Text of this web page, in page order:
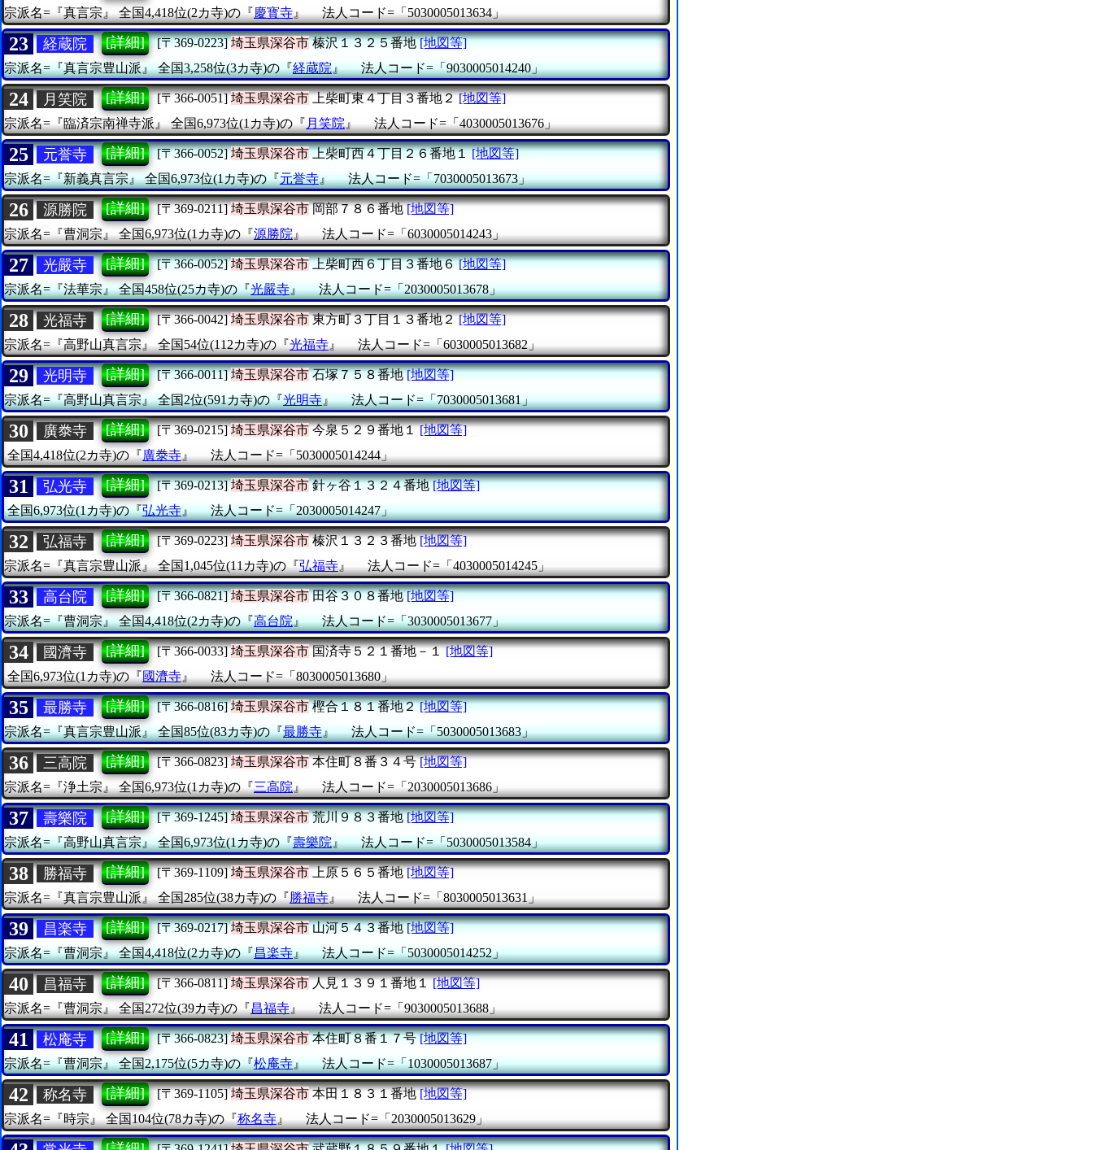
宗派名=『真言宗』
全国4,418位(2カ寺)の『慶寳寺 』 法人コード=「5030005013634」
23 経蔵院 [詳細] [〒369-0223] 埼玉県深谷市榛沢１３２５番地 [地図等]
宗派名=『真言宗豊山派』 全国3,258位(3カ寺)の『経蔵院』 法人コード=「9030005014240」
24 月笑院 [詳細] [〒366-0051] 埼玉県深谷市上柴町東４丁目３番地２ [地図等]
宗派名=『臨済宗南禅寺派』
全国6,973位(1カ寺)の『 月笑院 』 法人コード=「4030005013676」
25 元誉寺 [詳細] [〒366-0052] 埼玉県深谷市上柴町西４丁目２６番地１ [地図等]
宗派名=『新義真言宗』 全国6,973位(1カ寺)の『元誉寺』 法人コード=「7030005013673」
26 源勝院 [詳細] [〒369-0211] 埼玉県深谷市岡部７８６番地 [地図等]
宗派名=『曹洞宗』
全国6,973位(1カ寺)の『源勝院 』 法人コード=「6030005014243」
27 光嚴寺 [詳細] [〒366-0052] 埼玉県深谷市上柴町西６丁目３番地６ [地図等]
宗派名=『法華宗』 全国458位(25カ寺)の『光嚴寺』 法人コード=「2030005013678」
28 光福寺 [詳細] [〒366-0042] 埼玉県深谷市東方町３丁目１３番地２ [地図等]
宗派名=『高野山真言宗』
全国54位(112カ寺)の『光福寺 』 法人コード=「6030005013682」
29 光明寺 [詳細] [〒366-0011] 埼玉県深谷市石塚７５８番地 [地図等]
宗派名=『高野山真言宗』 全国2位(591カ寺)の『光明寺』 法人コード=「7030005013681」
30 廣𣳾寺 [詳細] [〒369-0215] 埼玉県深谷市今泉５２９番地１ [地図等]
全国4,418位(2カ寺)の『廣𣳾寺 』 法人コード=「5030005014244」
31 弘光寺 [詳細] [〒369-0213] 埼玉県深谷市針ヶ谷１３２４番地 [地図等]
全国6,973位(1カ寺)の『弘光寺』 法人コード=「2030005014247」
32 弘福寺 [詳細] [〒369-0223] 埼玉県深谷市榛沢１３２３番地 [地図等]
宗派名=『真言宗豊山派』
全国1,045位(11カ寺)の『弘福寺 』 法人コード=「4030005014245」
33 高台院 [詳細] [〒366-0821] 埼玉県深谷市田谷３０８番地 [地図等]
宗派名=『曹洞宗』 全国4,418位(2カ寺)の『高台院』 法人コード=「3030005013677」
34 國濟寺 [詳細] [〒366-0033] 埼玉県深谷市国済寺５２１番地－１ [地図等]
全国6,973位(1カ寺)の『國濟寺 』 法人コード=「8030005013680」
35 最勝寺 [詳細] [〒366-0816] 埼玉県深谷市樫合１８１番地２ [地図等]
宗派名=『真言宗豊山派』 全国85位(83カ寺)の『最勝寺』 法人コード=「5030005013683」
36 三高院 [詳細] [〒366-0823] 埼玉県深谷市本住町８番３４号 [地図等]
宗派名=『浄土宗』
全国6,973位(1カ寺)の『三高院 』 法人コード=「2030005013686」
37 壽樂院 [詳細] [〒369-1245] 埼玉県深谷市荒川９８３番地 [地図等]
宗派名=『高野山真言宗』 全国6,973位(1カ寺)の『壽樂院』 法人コード=「5030005013584」
38 勝福寺 [詳細] [〒369-1109] 埼玉県深谷市上原５６５番地 [地図等]
宗派名=『真言宗豊山派』
全国285位(38カ寺)の『勝福寺 』 法人コード=「8030005013631」
39 昌楽寺 [詳細] [〒369-0217] 埼玉県深谷市山河５４３番地 [地図等]
宗派名=『曹洞宗』 全国4,418位(2カ寺)の『昌楽寺』 法人コード=「5030005014252」
40 昌福寺 [詳細] [〒366-0811] 埼玉県深谷市人見１３９１番地１ [地図等]
宗派名=『曹洞宗』
全国272位(39カ寺)の『昌福寺 』 法人コード=「9030005013688」
41 松庵寺 [詳細] [〒366-0823] 埼玉県深谷市本住町８番１７号 [地図等]
宗派名=『曹洞宗』 全国2,175位(5カ寺)の『松庵寺』 法人コード=「1030005013687」
42 称名寺 [詳細] [〒369-1105] 埼玉県深谷市本田１８３１番地 [地図等]
宗派名=『時宗』
全国104位(78カ寺)の『称名寺 』 法人コード=「2030005013629」